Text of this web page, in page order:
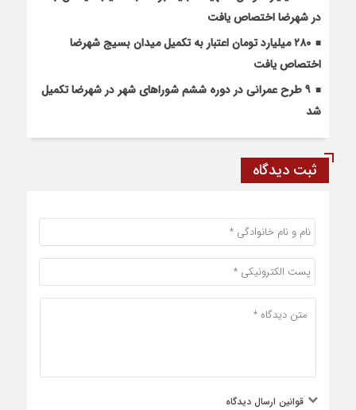
در شهرضا اختصاص یافت
۲۸۰ میلیارد تومان اعتبار به تکمیل میدان بسیج شهرضا
اختصاص یافت
۹ طرح عمرانی در دوره ششم شوراهای شهر در شهرضا تکمیل
شد
ثبت دیدگاه
قوانین ارسال دیدگاه